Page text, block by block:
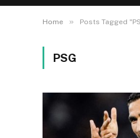
Home » Posts Tagged
PSG